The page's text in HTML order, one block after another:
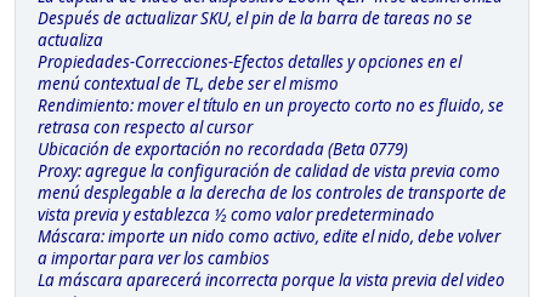
Después de actualizar SKU, el pin de la barra de tareas no se
actualiza
Propiedades-Correcciones-Efectos detalles y opciones en el
menú contextual de TL, debe ser el mismo
Rendimiento: mover el título en un proyecto corto no es fluido, se
retrasa con respecto al cursor
Ubicación de exportación no recordada (Beta 0779)
Proxy: agregue la configuración de calidad de vista previa como
menú desplegable a la derecha de los controles de transporte de
vista previa y establezca ½ como valor predeterminado
Máscara: importe un nido como activo, edite el nido, debe volver
a importar para ver los cambios
La máscara aparecerá incorrecta porque la vista previa del video